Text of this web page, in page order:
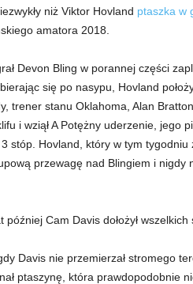
niż Viktor Hovland ptaszka w
amatora 2018.
Devon Bling w porannej części
się po nasypu, Hovland
trener stanu Oklahoma, Alan
i wziął A Potężny uderzenie, jego
stóp. Hovland, który w tym tygodniu
przewagę nad Blingiem i
później Cam Davis dołożył
Davis nie przemierzał stromego
ptaszynę, która prawdopodobnie